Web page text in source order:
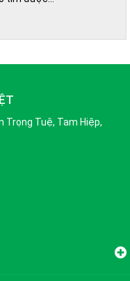
Trọng Tuệ, Tam Hiệp,